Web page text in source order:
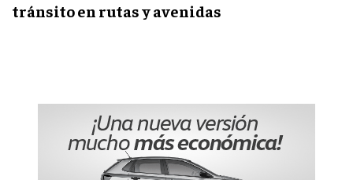
tránsito en rutas y avenidas